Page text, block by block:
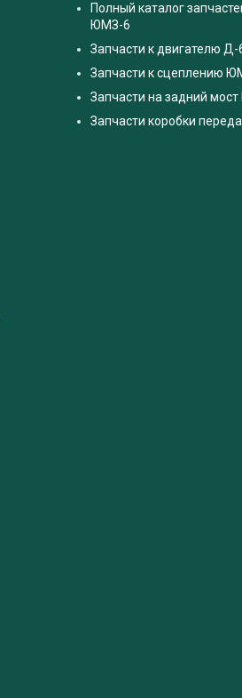
Полный каталог
ЮМЗ-6
Запчасти к двигателю
Запчасти к сцеплению
Запчасти на задний
Запчасти коробки